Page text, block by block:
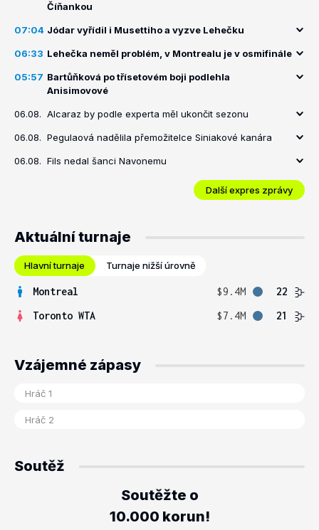
Číňankou
07:04 Jódar vyřídil i Musettiho a vyzve Lehečku
06:33 Lehečka neměl problém, v Montrealu je v osmifinále
05:57 Bartůňková po třísetovém boji podlehla
Anisimovové
06.08. Alcaraz by podle experta měl ukončit sezonu
06.08. Pegulaová nadělila přemožitelce Siniakové kanára
06.08. Fils nedal šanci Navonemu
Další expres zprávy
Aktuální turnaje
Hlavní turnaje Turnaje nižší úrovně
Montreal $9.4M
22
Toronto WTA
$7.4M 21
Vzájemné zápasy
Soutěž
Soutěžte o
10.000 korun!